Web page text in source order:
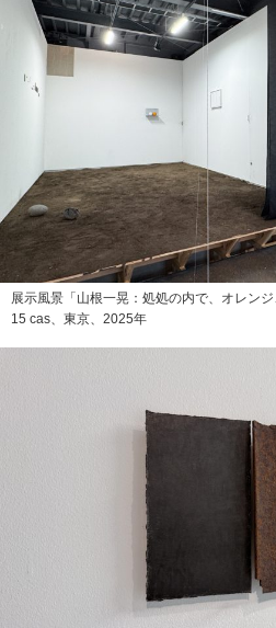
展示風景「山根一晃：処処の内で、オレン
15 cas、東京、2025年